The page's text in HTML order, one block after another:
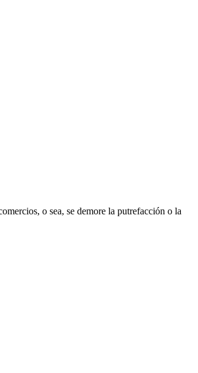
o sea, se demore la putrefacción o la